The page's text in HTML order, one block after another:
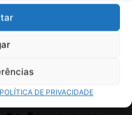
POLÍTICA DE PRIVACIDADE